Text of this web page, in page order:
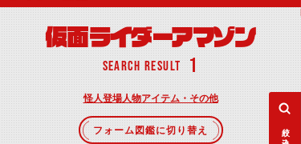
仮面ライダーアマゾン
SEARCH RESULT 1
怪人登場人物アイテム・その他
フォーム図鑑に切り替え 絞り込み